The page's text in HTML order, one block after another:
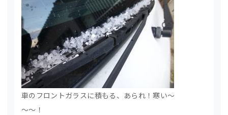
車のフロントガラスに積もる、あられ！寒い～
～～！